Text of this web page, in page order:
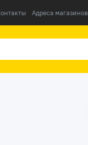
Адреса магазинов